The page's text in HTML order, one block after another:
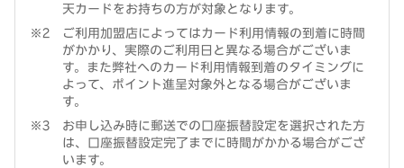
天カードをお持ちの方が対象となります。
ご利用加盟店によってはカード利用情報の到着に時間
がかかり、実際のご利用日と異なる場合がございま
す。また弊社へのカード利用情報到着のタイミングに
よって、ポイント進呈対象外となる場合がございま
す。
お申し込み時に郵送での口座振替設定を選択された方
は、口座振替設定完了までに時間がかかる場合がござ
います。